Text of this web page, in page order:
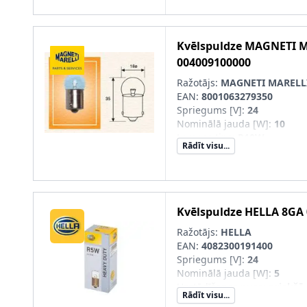
Kvēlspuldze MAGNETI
004009100000
Ražotājs: MAGNETI
EAN: 8001063279350
Spriegums [V]: 24
Nominālā jauda [W]: 10
Lampas tips:
Rādīt visu...
Kvēlspuldze HELLA8GA
Ražotājs: HELLA
EAN: 4082300191400
Spriegums [V]: 24
Nominālā jauda [W]: 5
Uzstādīšanas puse
Lampas tips:
Rādīt visu...